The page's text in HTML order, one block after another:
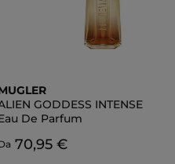
GODDESS INTENSE
De Parfum
70,95 €